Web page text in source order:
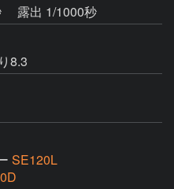
露出 1/1000秒
8.3
SE120L